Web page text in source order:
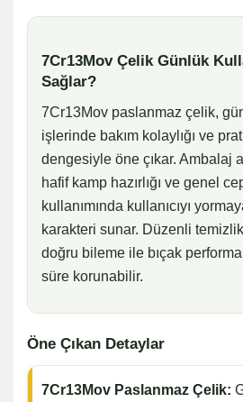
7Cr13Mov Çelik Günlük
Sağlar?
7Cr13Mov paslanmaz çelik,
işlerinde bakım kolaylığı ve
dengesiyle öne çıkar. Ambalaj
hafif kamp hazırlığı ve genel
kullanımında kullanıcıyı
karakteri sunar. Düzenli
doğru bileme ile bıçak
süre korunabilir.
Öne Çıkan Detaylar
7Cr13Mov Paslanmaz Çelik: